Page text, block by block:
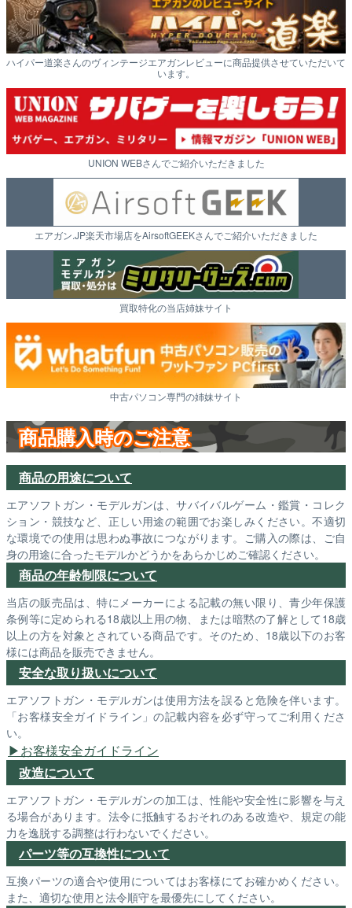
ハイパー道楽さんのヴィンテージエアガンレビューに商品提供させていただいて
います。
UNION WEBさんでご紹介いただきました
エアガン.JP楽天市場店をAirsoftGEEKさんでご紹介いただきました
買取特化の当店姉妹サイト
中古パソコン専門の姉妹サイト
商品購入時のご注意
商品の用途について
エアソフトガン・モデルガンは、サバイバルゲーム・鑑賞・コレク
ション・競技など、正しい用途の範囲でお楽しみください。不適切
な環境での使用は思わぬ事故につながります。ご購入の際は、ご自
身の用途に合ったモデルかどうかをあらかじめご確認ください。
商品の年齢制限について
当店の販売品は、特にメーカーによる記載の無い限り、青少年保護
条例等に定められる18歳以上用の物、または暗黙の了解として18歳
以上の方を対象とされている商品です。そのため、18歳以下のお客
様には商品を販売できません。
安全な取り扱いについて
エアソフトガン・モデルガンは使用方法を誤ると危険を伴います。
「お客様安全ガイドライン」の記載内容を必ず守ってご利用くださ
い。
お客様安全ガイドライン
改造について
エアソフトガン・モデルガンの加工は、性能や安全性に影響を与え
る場合があります。法令に抵触するおそれのある改造や、規定の能
力を逸脱する調整は行わないでください。
パーツ等の互換性について
互換パーツの適合や使用についてはお客様にてお確かめください。
また、適切な使用と法令順守を最優先にしてください。